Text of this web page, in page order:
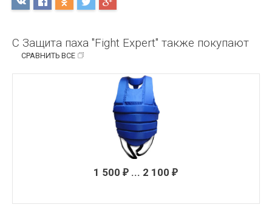
С Защита паха "Fight Expert" также покупают
СРАВНИТЬ ВСЕ
1 500 ₽... 2 100 ₽